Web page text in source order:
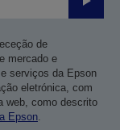
Enviar
de
mercado e
serviços da Epson
eletrónica, com
web, como descrito
Epson.